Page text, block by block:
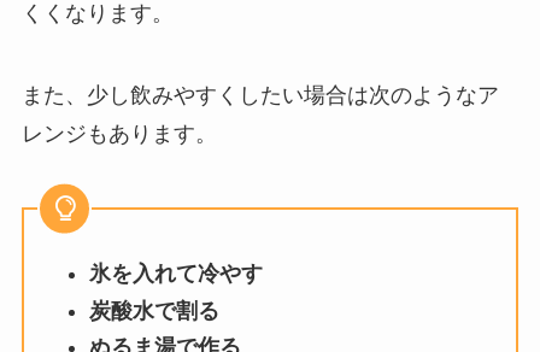
くくなります。
また、少し飲みやすくしたい場合は次のようなア
レンジもあります。
氷を入れて冷やす
炭酸水で割る